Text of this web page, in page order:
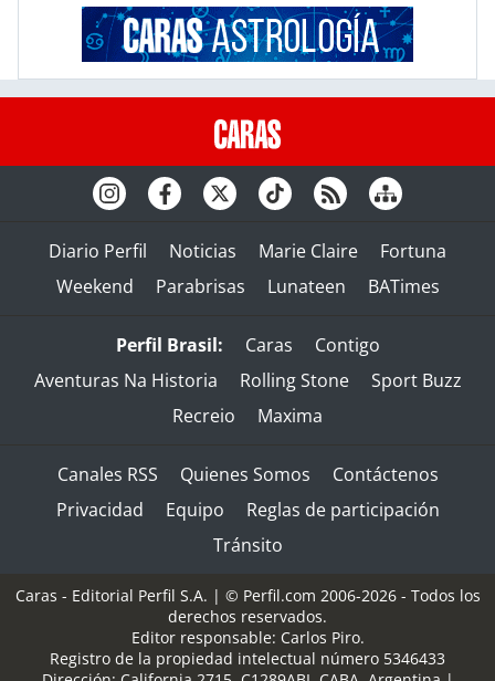
Diario Perfil Noticias Marie Claire
Fortuna
Weekend
Parabrisas Lunateen BATimes
Perfil Brasil: Caras
Contigo
Aventuras Na Historia
Rolling Stone
Sport Buzz
Recreio
Maxima
Canales RSS Quienes Somos
Contáctenos
Privacidad
Equipo
Reglas de participación
Tránsito
Caras - Editorial Perfil S.A. | © Perfil.com 2006-2026 - Todos los
derechos reservados.
Editor responsable: Carlos Piro.
Registro de la propiedad intelectual número 5346433